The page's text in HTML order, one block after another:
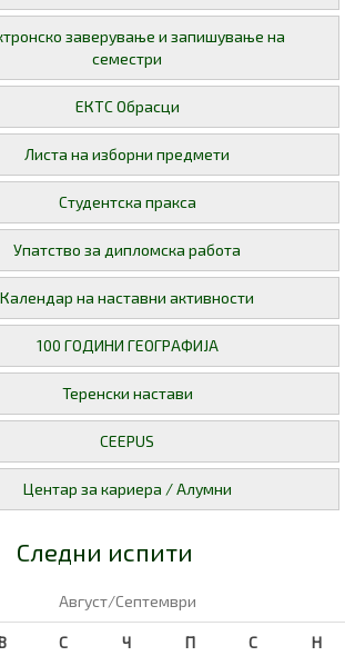
заверување и запишување на
семестри
ЕКТС Обрасци
Листа на изборни предмети
Студентска пракса
Упатство за дипломска работа
Календар на наставни активности
100 ГОДИНИ ГЕОГРАФИЈА
Теренски настави
CEEPUS
Центар за кариера / Алумни
Следни испити
Август/Септември
С Ч П С Н